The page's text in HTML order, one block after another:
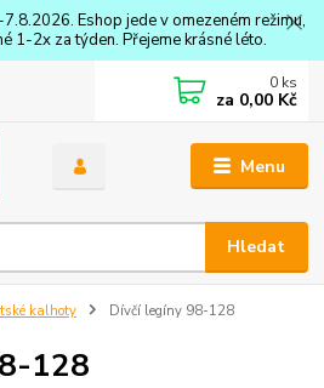
Eshop jede v omezeném režimu,
1-2x za týden. Přejeme krásné léto.
Menu
Hledat
0 ks
za 0,00 Kč
kalhoty Dívčí legíny 98-128
128